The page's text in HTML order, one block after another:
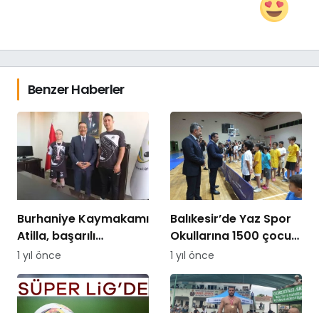
Benzer Haberler
Burhaniye Kaymakamı
Atilla, başarılı
sporcuyu ödüllendirdi
1 yıl önce
Balıkesir’de Yaz Spor
Okullarına 1500 çocuk
katılıyor
1 yıl önce